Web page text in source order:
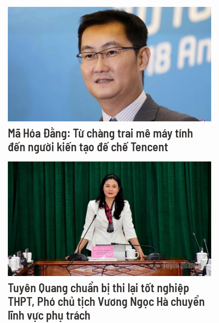
Mã Hóa Đằng: Từ chàng trai mê máy tính
đến người kiến tạo đế chế Tencent
Tuyên Quang chuẩn bị thi lại tốt nghiệp
THPT, Phó chủ tịch Vương Ngọc Hà chuyển
lĩnh vực phụ trách